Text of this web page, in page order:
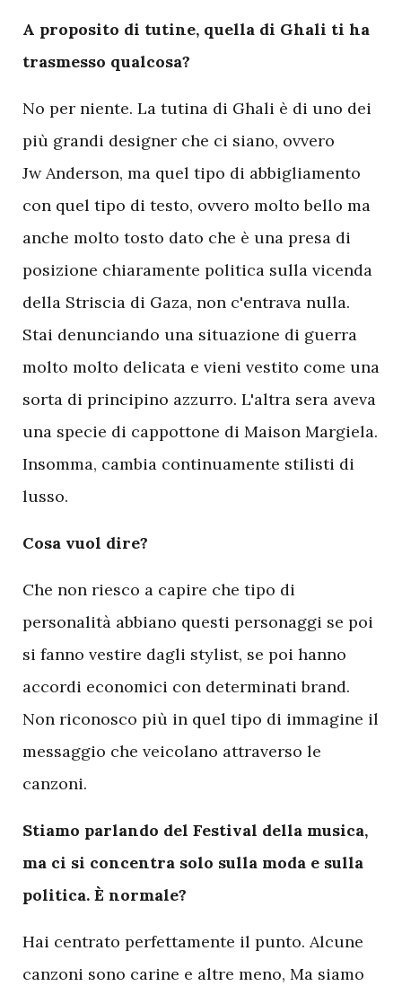
A proposito di tutine, quella di Ghali ti ha
trasmesso qualcosa?
No per niente. La tutina di Ghali è di uno dei
più grandi designer che ci siano, ovvero
Jw Anderson, ma quel tipo di abbigliamento
con quel tipo di testo, ovvero molto bello ma
anche molto tosto dato che è una presa di
posizione chiaramente politica sulla vicenda
della Striscia di Gaza, non c'entrava nulla.
Stai denunciando una situazione di guerra
molto molto delicata e vieni vestito come una
sorta di principino azzurro. L'altra sera aveva
una specie di cappottone di Maison Margiela.
Insomma, cambia continuamente stilisti di
lusso.
Cosa vuol dire?
Che non riesco a capire che tipo di
personalità abbiano questi personaggi se poi
si fanno vestire dagli stylist, se poi hanno
accordi economici con determinati brand.
Non riconosco più in quel tipo di immagine il
messaggio che veicolano attraverso le
canzoni.
Stiamo parlando del Festival della musica,
ma ci si concentra solo sulla moda e sulla
politica. È normale?
Hai centrato perfettamente il punto. Alcune
canzoni sono carine e altre meno, Ma siamo